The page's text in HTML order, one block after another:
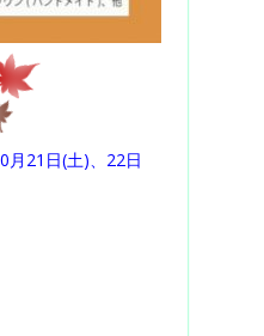
月21日(土)、22日